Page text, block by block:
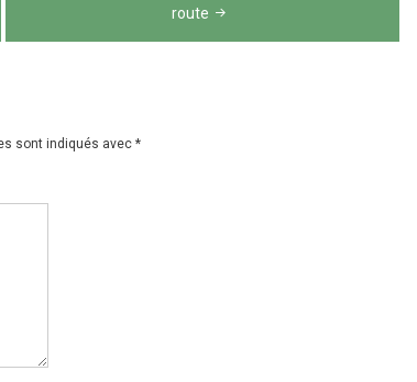
route
sont indiqués avec *